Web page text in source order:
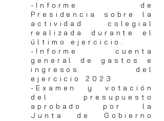
-Informe de
Presidencia sobre la
actividad colegial
realizada durante el
último ejercicio.
-Informe cuenta
general de gastos e
ingresos del
ejercicio 2023.
-Examen y vota ción
del presupuesto
aprobado por la
Junta de Gobierno